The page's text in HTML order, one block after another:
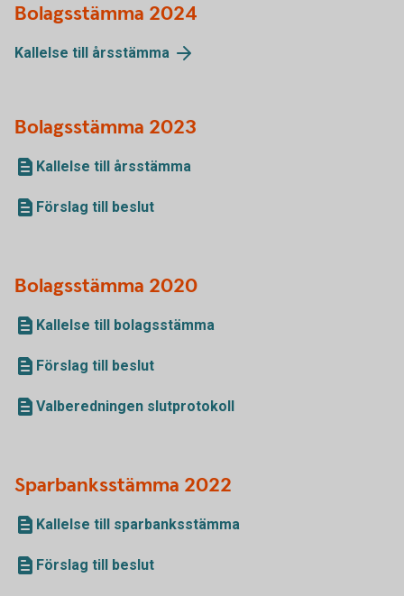
Bolagsstämma 2024
Kallelse till årsstämma
Bolagsstämma 2023
Kallelse till årsstämma
Förslag till beslut
Bolagsstämma 2020
Kallelse till bolagsstämma
Förslag till beslut
Valberedningen slutprotokoll
Sparbanksstämma 2022
Kallelse till sparbanksstämma
Förslag till beslut